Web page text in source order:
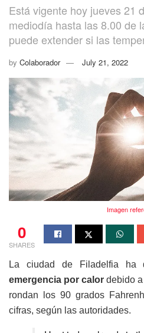
Está vigente hoy jueves 21
mediodía hasta las 8.00 de
puede extender si las
by Colaborador July 21, 2022
Imagen
0
SHARES
La ciudad de Filadelfia ha
emergencia por calor debido
rondan los 90 grados
cifras, según las autoridades.